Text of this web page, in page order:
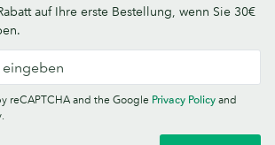
auf Ihre erste Bestellung, wenn Sie 30€
reCAPTCHA and the Google Privacy Policy and
LABS Triangle, Stables Market, Chalk Farm Road,